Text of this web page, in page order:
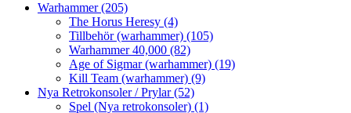
Warhammer(205)
The Horus Heresy (4)
Tillbehör (warhammer) (105)
Warhammer 40,000 (82)
Age of Sigmar (warhammer) (19)
Kill Team (warhammer) (9)
Nya Retrokonsoler / Prylar(52)
Spel (Nya retrokonsoler) (1)